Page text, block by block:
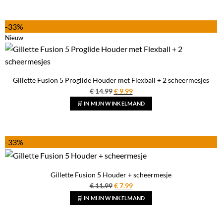
-33%
Nieuw
Gillette Fusion 5 Proglide Houder met Flexball + 2 scheermesjes
€14.99 Oorspronkelijke
prijs
was:
€9.99Huidige
prijs
is:
🛒 IN MIJN WINKELMAND
-33%
Gillette Fusion 5 Houder + scheermesje
€11.99 Oorspronkelijke
prijs
was:
€7.99Huidige
prijs
is:
🛒 IN MIJN WINKELMAND